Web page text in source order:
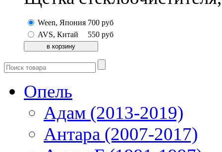
Ween, Япония 700 руб
AVS, Китай
550 руб
Опель
Адам (2013-2019)
Антара (2007-2017)